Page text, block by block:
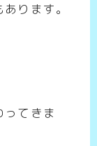
ります。
てきま